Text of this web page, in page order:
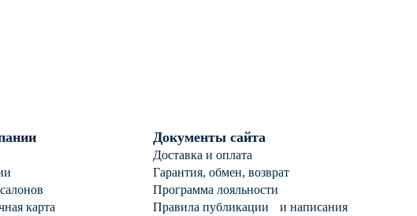
карта
Документы сайта
Доставка и оплата
Гарантия, обмен, возврат
Программа лояльности
Правила публикации и написания